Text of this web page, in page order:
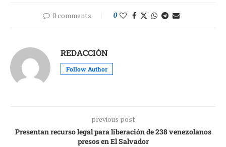
0 comments 0
REDACCIÓN
Follow Author
previous post
Presentan recurso legal para liberación de 238 venezolanos
presos en El Salvador